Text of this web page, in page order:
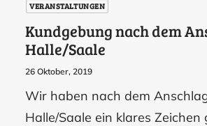
VERANSTALTUNGEN
Kundgebung nach dem
Halle/Saale
26 Oktober, 2019
Wir haben nach dem
Halle/Saale ein klares Zeichen